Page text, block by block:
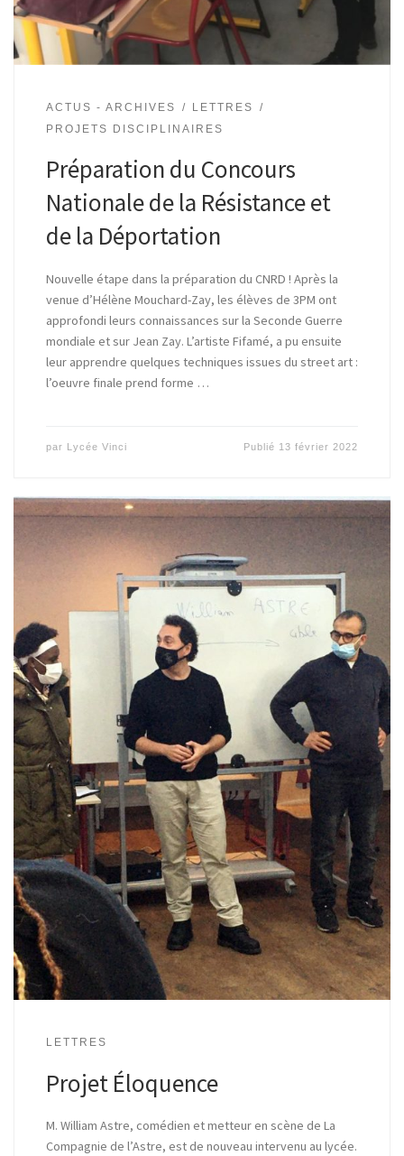
ACTUS - ARCHIVES
LETTRES
PROJETS DISCIPLINAIRES
Préparation du Concours
Nationale de la Résistance et
de la Déportation
Nouvelle étape dans la préparation du CNRD ! Après la
venue d’Hélène Mouchard-Zay, les élèves de 3PM ont
approfondi leurs connaissances sur la Seconde Guerre
mondiale et sur Jean Zay. L’artiste Fifamé, a pu ensuite
leur apprendre quelques techniques issues du street art :
l’oeuvre finale prend forme …
par Lycée Vinci Publié 13 février 2022
LETTRES
Projet Éloquence
M. William Astre, comédien et metteur en scène de La
Compagnie de l’Astre, est de nouveau intervenu au lycée.